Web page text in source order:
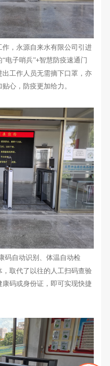
，永源自来水有限公司引进
电子哨兵”+智慧防疫速通门
出工作人员无需摘下口罩，亦
心，防疫更加给力。
码自动识别、体温自动检
，取代了以往的人工扫码查验
康码或身份证，即可实现快捷